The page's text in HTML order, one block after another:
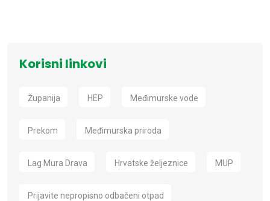
Korisni linkovi
Županija HEP Međimurske vode
Prekom Međimurska priroda
Lag Mura Drava Hrvatske željeznice MUP
Prijavite nepropisno odbačeni otpad